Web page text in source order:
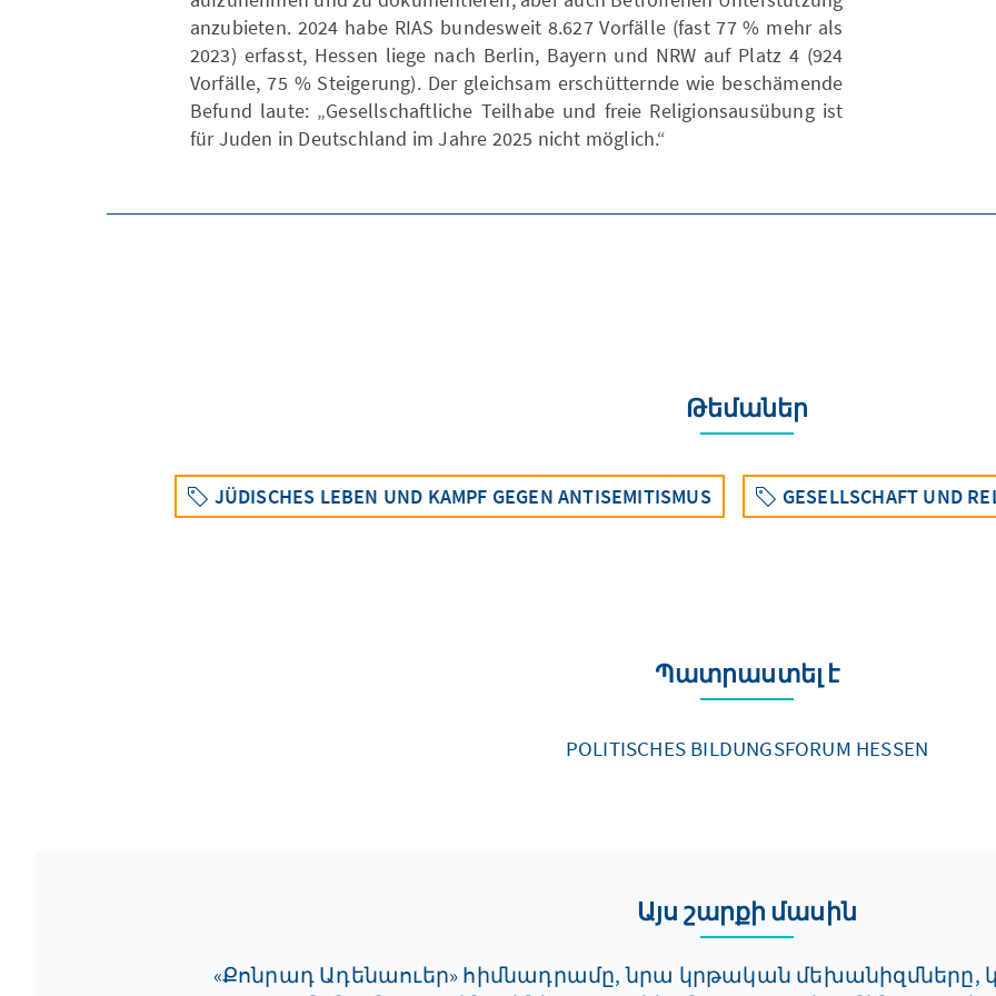
anzubieten. 2024 habe RIAS bundesweit 8.627 Vorfälle (fast 77 % mehr als
2023) erfasst, Hessen liege nach Berlin, Bayern und NRW auf Platz 4 (924
Vorfälle, 75 % Steigerung). Der gleichsam erschütternde wie beschämende
Befund laute: „Gesellschaftliche Teilhabe und freie Religionsausübung ist
für Juden in Deutschland im Jahre 2025 nicht möglich.“
Թեմաներ
JÜDISCHES LEBEN UND KAMPF GEGEN ANTISEMITISMUS GESELLSCHAFT UND
Պատրաստել է
POLITISCHES BILDUNGSFORUM HESSEN
Այս շարքի մասին
«Քոնրադ Ադենաուեր» հիմնադրամը, նրա կրթական մեխանիզմները,